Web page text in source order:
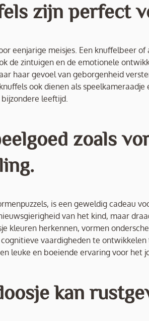
zijn perfect
eenjarige meisjes. Een knuffelbeer
de zintuigen en de emotionele
haar gevoel van geborgenheid
ook dienen als
leeftijd.
zoals
is een geweldig cadeau
van het kind, maar
kleuren herkennen, vormen
vaardigheden te
leuke en boeiende ervaring voor het
kan